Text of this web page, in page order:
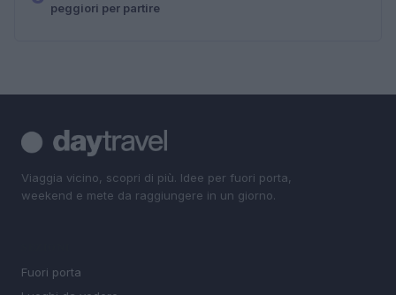
peggiori per partire
Viaggia vicino, scopri di più. Idee per fuori porta,
weekend e mete da raggiungere in un giorno.
Fuori porta